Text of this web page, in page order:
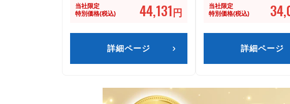
当社限定
特別価格(税込)
44,131 円
詳細ページ
当社限定
特別価格(税込)
詳細ページ